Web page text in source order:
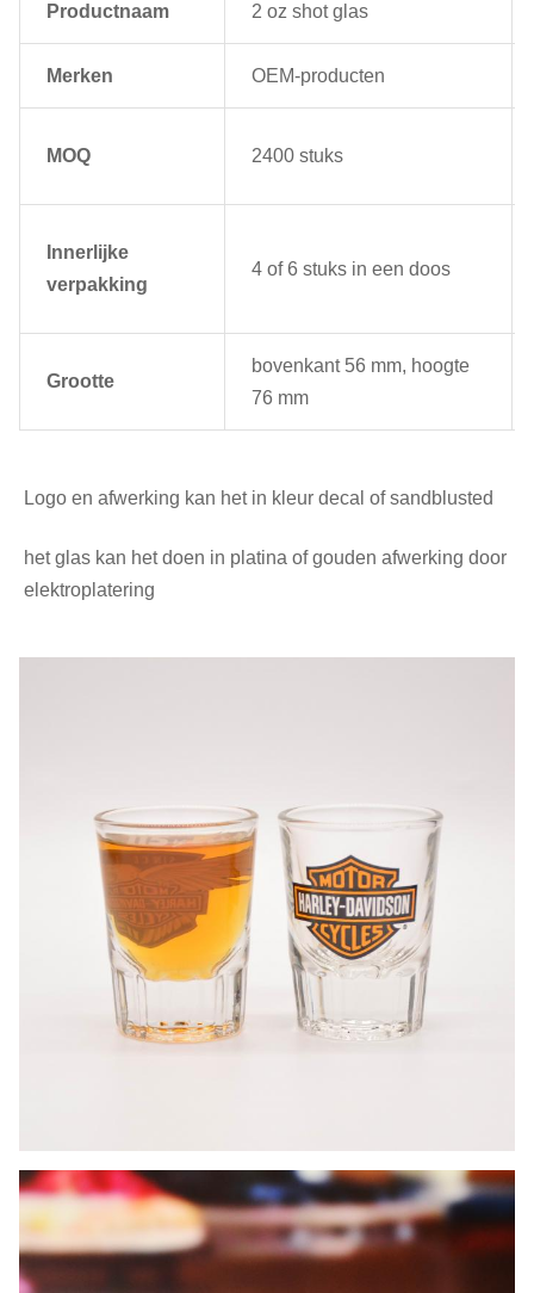
Productnaam 2 oz shot glas
Merken OEM-producten
MOQ 2400 stuks
Innerlijke
verpakking
4 of 6 stuks in een doos
Grootte
bovenkant 56 mm, hoogte
76 mm
Logo en afwerking kan het in kleur decal of sandblusted
het glas kan het doen in platina of gouden afwerking door
elektroplatering